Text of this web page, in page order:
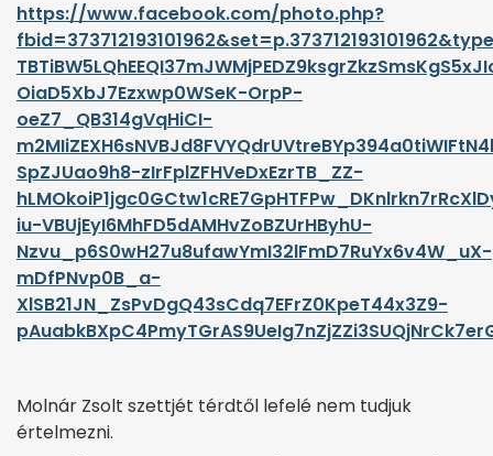
https://www.facebook.com/photo.php?
OiaD5XbJ7Ezxwp0WSeK-OrpP-
oeZ7_QB314gVqHiCI-
SpZJUao9h8-zIrFplZFHVeDxEzrTB_ZZ-
iu-VBUjEyI6MhFD5dAMHvZoBZUrHByhU-
Nzvu_p6S0wH27u8ufawYmI32lFmD7RuYx6v4W_uX-
mDfPNvp0B_a-
XlSB21JN_ZsPvDgQ43sCdq7EFrZ0KpeT44x3Z9-
Molnár Zsolt szettjét térdtől lefelé nem tudjuk
értelmezni.